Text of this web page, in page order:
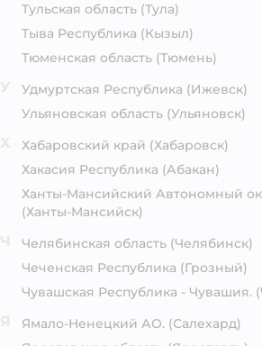
Тульская область (Тула)
Тыва Республика (Кызыл)
Тюменская область (Тюмень)
Удмуртская Республика (Ижевск)
Ульяновская область (Ульяновск)
Хабаровский край (Хабаровск)
Хакасия Республика (Абакан)
Ханты-Мансийский Автономный
(Ханты-Мансийск)
Челябинская область (Челябинск)
Чеченская Республика (Грозный)
Чувашская Республика - Чувашия.
Ямало-Ненецкий АО. (Салехард)